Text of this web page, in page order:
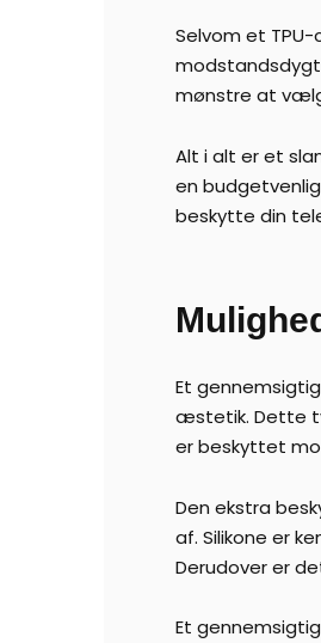
Selvom et
mønstre at
Alt i alt er et
en
beskytte din
Et
æstetik. Dette
er beskyttet
Den ekstra
af. Silikone er
Derudover er
Et